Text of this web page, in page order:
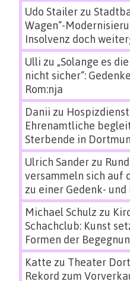
Udo Stailerzu
Wagen“-
Insolvenz doch
Ulli zu „Solange es
nicht sicher“:
Rom:nja
Danii zu
Ehrenamtliche
Sterbende in
Ulrich Sanderzu
versammeln sich auf
zu einer Gedenk-
Michael Schulz zu
Schachclub: Kunst
Formen der
Katte zu Theater
Rekord zum